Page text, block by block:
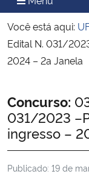
Ministério das Relações
Ministério da Economia
Ministério da
Ministério da Educação
Você está aqui:
Edital N. 031/
2024 – 2a Janela
Início do
Concurso:
031/2023
ingresso –
Publicado: 19 de